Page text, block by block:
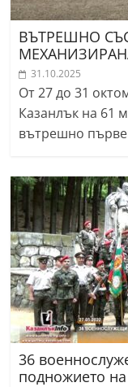
ВЪТРЕШНО
31.10.2025
От 27 до 31
Казанлък на 61
вътрешно
36
подножието